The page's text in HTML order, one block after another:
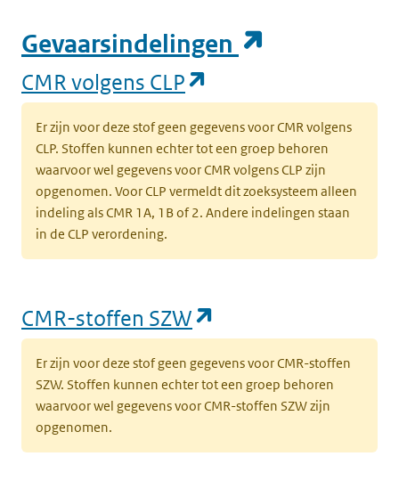
Gevaarsindelingen
CMR volgens CLP
Er zijn voor deze stof geen gegevens voor CMR volgens
CLP. Stoffen kunnen echter tot een groep behoren
waarvoor wel gegevens voor CMR volgens CLP zijn
opgenomen. Voor CLP vermeldt dit zoeksysteem alleen
indeling als CMR 1A, 1B of 2. Andere indelingen staan
in de CLP verordening.
CMR-stoffen SZW
Er zijn voor deze stof geen gegevens voor CMR-stoffen
SZW. Stoffen kunnen echter tot een groep behoren
waarvoor wel gegevens voor CMR-stoffen SZW zijn
opgenomen.